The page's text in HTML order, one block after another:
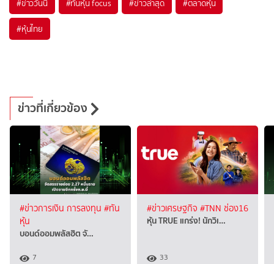
#ข่าววันนี้ #ทันหุ้น focus #ข่าวล่าสุด #ตลาดหุ้น
#หุ้นไทย
ข่าวที่เกี่ยวข้อง
#ข่าวการเงิน การลงทุน #ทัน
หุ้น
บอนด์ออมพลัสฮิต จั…
7
#ข่าวเศรษฐกิจ #TNN ช่อง16
หุ้น TRUE แกร่ง! นักวิเ…
33